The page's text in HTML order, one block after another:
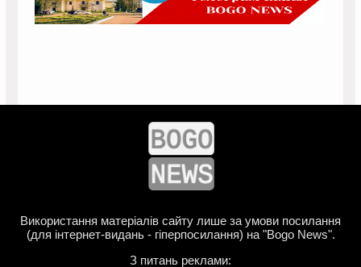
Використання матеріалів сайту лише за умови посилання
(для інтернет-видань - гіперпосилання) на "Bogo News".
З питань реклами: